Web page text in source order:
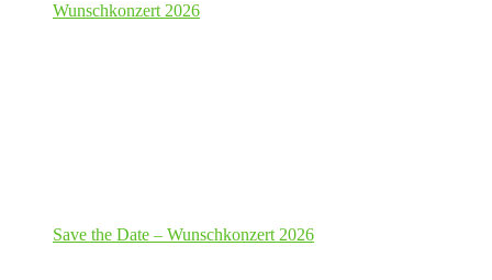
Wunschkonzert 2026
Save the Date – Wunschkonzert 2026